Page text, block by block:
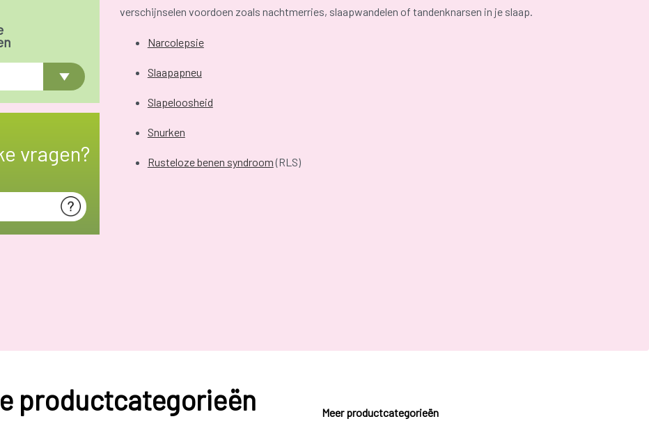
vragen?
verschijnselen voordoen zoals nachtmerries, slaapwandelen of tandenknarsen in je slaap.
Narcolepsie
Slaapapneu
Slapeloosheid
Snurken
Rusteloze benen syndroom(RLS)
productcategorieën Meer productcategorieën